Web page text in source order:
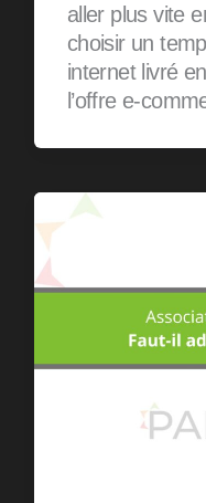
aller plus vite
choisir un
internet livré
l’offre e-